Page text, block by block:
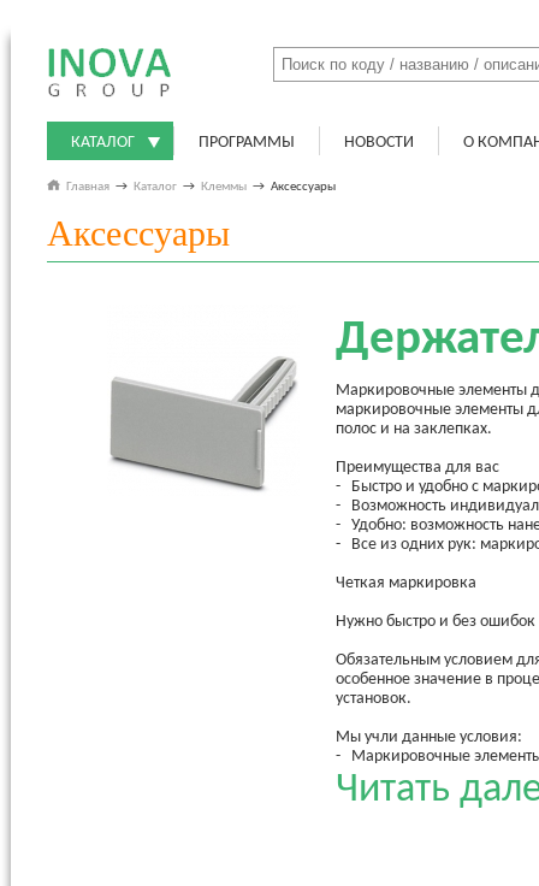
КАТАЛОГ ПРОГРАММЫ НОВОСТИ О
Главная → Каталог → Клеммы → Аксессуары
Аксессуары
Маркировочные элементы
маркировочные элементы
полос и на заклепках.
Преимущества для вас
- Быстро и удобно с
- Возможность
- Удобно: возможность
- Все из одних рук:
Четкая маркировка
Нужно быстро и без
Обязательным условием
особенное значение в
установок.
Мы учли данные условия:
- Маркировочные элементы
- По желанию вы можете
форме карточек, рулонов
Читать